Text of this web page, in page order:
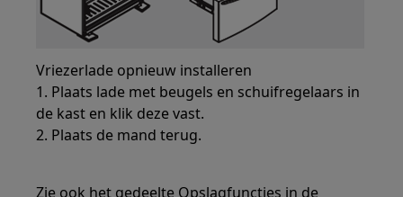
Vriezerlade opnieuw installeren
1. Plaats lade met beugels en schuifregelaars in
de kast en klik deze vast.
2. Plaats de mand terug.
Zie ook het gedeelte Opslagfuncties in de